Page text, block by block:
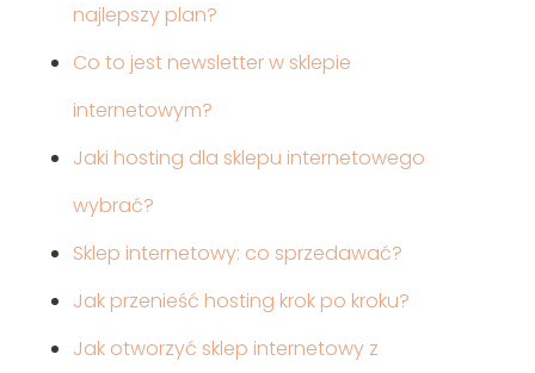
najlepszy plan?
Co to jest newsletter w sklepie
internetowym?
Jaki hosting dla sklepu internetowego
wybrać?
Sklep internetowy: co sprzedawać?
Jak przenieść hosting krok po kroku?
Jak otworzyć sklep internetowy z